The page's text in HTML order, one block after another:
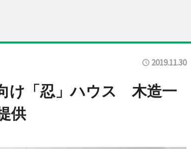
2019.11.30
け「忍」ハウス 木造一
供